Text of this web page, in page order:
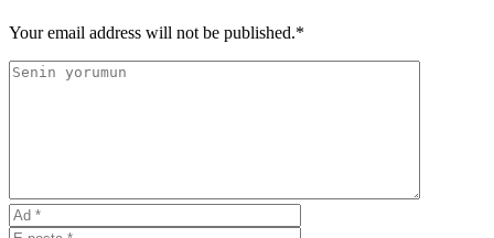
Your email address will not be published.*